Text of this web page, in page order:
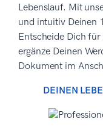
Lebenslauf. Mit
und intuitiv Deinen
Entscheide Dich für
ergänze Deinen
Dokument im
DEINEN